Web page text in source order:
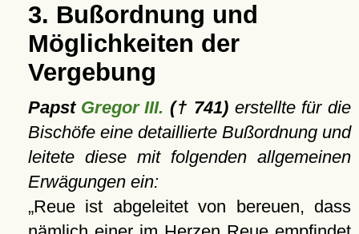
3. Bußordnung und
Möglichkeiten der
Vergebung
Papst Gregor III. († 741) erstellte für die
Bischöfe eine detaillierte Bußordnung und
leitete diese mit folgenden allgemeinen
Erwägungen ein:
Reue ist abgeleitet von bereuen, dass